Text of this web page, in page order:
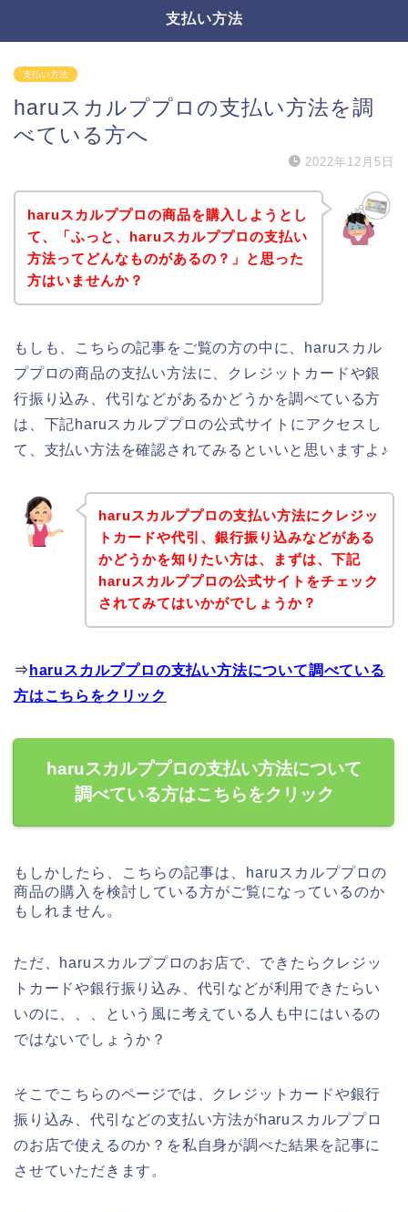
支払い方法
支払い方法
haruスカルププロの支払い方法を調
べている方へ
2022年12月5日
haruスカルププロの商品を購入しようとし
て、「ふっと、haruスカルププロの支払い
方法ってどんなものがあるの？」と思った
方はいませんか？
もしも、こちらの記事をご覧の方の中に、haruスカル
ププロの商品の支払い方法に、クレジットカードや銀
行振り込み、代引などがあるかどうかを調べている方
は、下記haruスカルププロの公式サイトにアクセスし
て、支払い方法を確認されてみるといいと思いますよ♪
haruスカルププロの支払い方法にクレジッ
トカードや代引、銀行振り込みなどがある
かどうかを知りたい方は、まずは、下記
haruスカルププロの公式サイトをチェック
されてみてはいかがでしょうか？
⇒ haruスカルププロの支払い方法について調べている
方はこちらをクリック
haruスカルププロの支払い方法について
調べている方はこちらをクリック
もしかしたら、こちらの記事は、haruスカルププロの
商品の購入を検討している方がご覧になっているのか
もしれません。
ただ、haruスカルププロのお店で、できたらクレジッ
トカードや銀行振り込み、代引などが利用できたらい
いのに、、、という風に考えている人も中にはいるの
ではないでしょうか？
そこでこちらのページでは、クレジットカードや銀行
振り込み、代引などの支払い方法がharuスカルププロ
のお店で使えるのか？を私自身が調べた結果を記事に
させていただきます。